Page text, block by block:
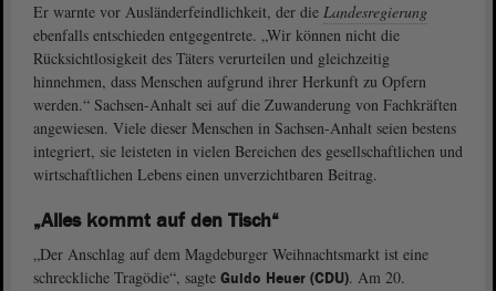
Er warnte vor Ausländerfeindlichkeit, der die Landesregierung
ebenfalls entschieden entgegentrete. „Wir können nicht die
Rücksichtlosigkeit des Täters verurteilen und gleichzeitig
hinnehmen, dass Menschen aufgrund ihrer Herkunft zu Opfern
werden.“ Sachsen-Anhalt sei auf die Zuwanderung von Fachkräften
angewiesen. Viele dieser Menschen in Sachsen-Anhalt seien bestens
integriert, sie leisteten in vielen Bereichen des gesellschaftlichen und
wirtschaftlichen Lebens einen unverzichtbaren Beitrag.
„Alles kommt auf den Tisch“
„Der Anschlag auf dem Magdeburger Weihnachtsmarkt ist eine
schreckliche Tragödie“, sagte Guido Heuer (CDU). Am 20.